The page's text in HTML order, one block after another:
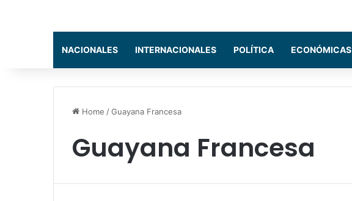
NACIONALES INTERNACIONALES POLÍTICA ECONÓMICAS
Home /Guayana Francesa
Guayana Francesa